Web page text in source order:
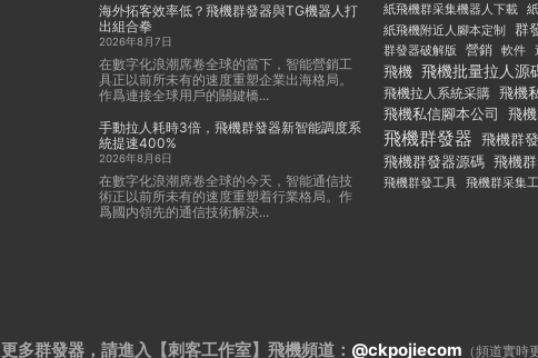
海外拓客效率低？飛機群發器與TG機器人打
出組合拳
2026年8月7日
在數字化浪潮席卷全球的當下，智能營銷工
具正以前所未有的速度重塑企業出海格局。
作爲連接全球用戶的關鍵橋...
手動拉人耗時3倍，飛機群發器新智能調度系
統提速400%
2026年8月6日
在數字化浪潮席卷全球的今天，智能通信技
術正以前所未有的速度重塑着行業格局。作
爲國内領先的通信技術解決...
紙飛機群采集機器人下載
紙飛機附近人腳本定制
群
群發器破解版 營銷 軟件
飛機 飛機批量拉人源
飛機拉人系統采購 飛機
飛機私信腳本公司
飛
飛機群發器 飛機群
飛機群發器源碼 飛機
飛機群發工具 飛機群采集
更多群發器，請進入【刺客工作室】 飛機頻道： @ckpojiecom （頻道實時